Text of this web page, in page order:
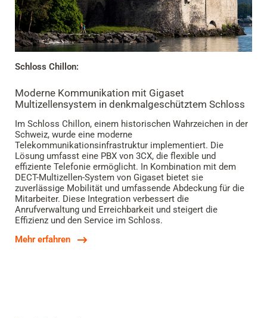
Schloss Chillon:
Moderne Kommunikation mit Gigaset
Multizellensystem in denkmalgeschütztem Schloss
Im Schloss Chillon, einem historischen Wahrzeichen in der
Schweiz, wurde eine moderne
Telekommunikationsinfrastruktur implementiert. Die
Lösung umfasst eine PBX von 3CX, die flexible und
effiziente Telefonie ermöglicht. In Kombination mit dem
DECT-Multizellen-System von Gigaset bietet sie
zuverlässige Mobilität und umfassende Abdeckung für die
Mitarbeiter. Diese Integration verbessert die
Anrufverwaltung und Erreichbarkeit und steigert die
Effizienz und den Service im Schloss.
Mehr erfahren